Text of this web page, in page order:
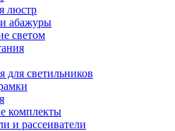
люстр
абажуры
светом
для светильников
комплекты
и рассеиватели